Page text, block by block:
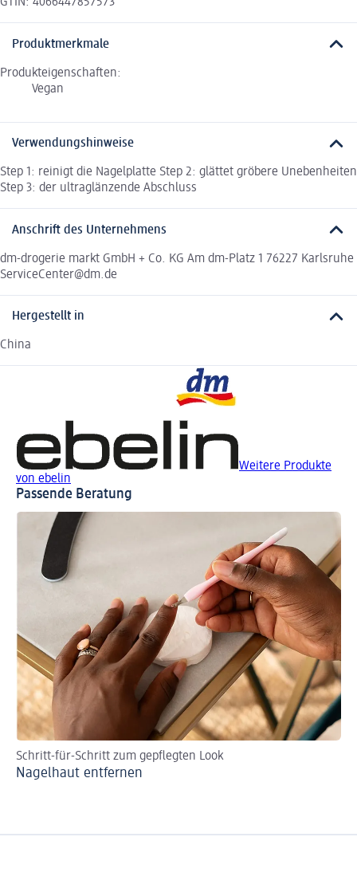
GTIN: 4066447857573
Produktmerkmale
Produkteigenschaften:
Vegan
Verwendungshinweise
Step 1: reinigt die Nagelplatte Step 2: glättet gröbere Unebenheiten
Step 3: der ultraglänzende Abschluss
Anschrift des Unternehmens
dm-drogerie markt GmbH + Co. KG Am dm-Platz 1 76227 Karlsruhe
ServiceCenter@dm.de
Hergestellt in
China
Weitere Produkte
von ebelin
Passende Beratung
Schritt-für-Schritt zum gepflegten Look
Nagelhaut entfernen